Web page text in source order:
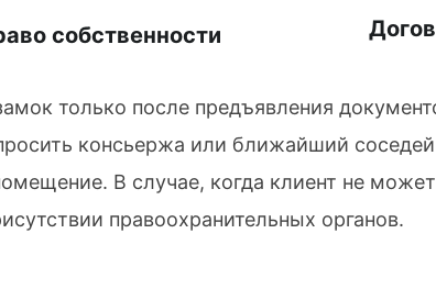
собственности
только после предъявления
консьержа или ближайший
В случае, когда клиент не
правоохранительных органов.